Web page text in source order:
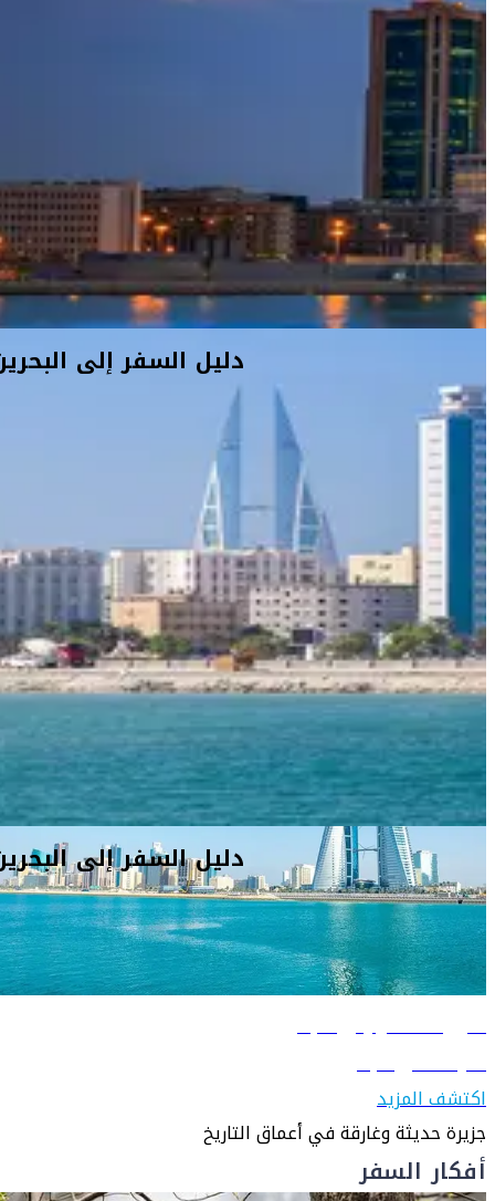
دليل السفر إلى البحرين
سرعان ما تشعر أنك في وطنك ما إن تطأ أرض البحرين التي تجذبك
بأصالتها وسحرها. لعبت دولة البحرين لسنوات عدة دوراً تجارياً مهماً مع
جيرانها في الخليج العربي ومنطقة الشرق الأوسط. فتفضل بزيارة
باب البحرين
في المنامة لشراء العطور، والمجوهرات، والملابس، والتوابل
البحرينية والاستفادة من الصفقات. ولا بدّ لك أيضاً من زيارة
الفاتح في المنامة وهو يُعتبر أحد أكبر مساجد العالم كما أنه يشمل
المكتبة الوطنيةفي البحرين. يمتاز الجامع بديكوره الخارجي والداخلي
المهيب، وبقببه الضخمة، وثرياته الآسرة وتصاميمه الهندسية الإسلامية
المتشابكة والتي تزيّن جدرانه وسقوفه.
دليل السفر إلى البحرين
تعرّف على البحرين
اكتشف المزيد
جزيرة حديثة وغارقة في أعماق التاريخ
أفكار السفر